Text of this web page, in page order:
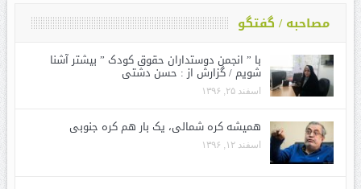
مصاحبه / گفتگو
با ” انجمن دوستداران حقوق کودک ” بیشتر آشنا
شویم / گزارش از : حسن دشتی
اسفند ۲۵, ۱۳۹۶
همیشه کره شمالی، یک بار هم کره جنوبی
اسفند ۱۲, ۱۳۹۶